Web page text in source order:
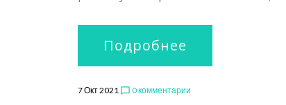
Подробнее
7 Окт 2021 chat_bubble_outline 0 комментарии